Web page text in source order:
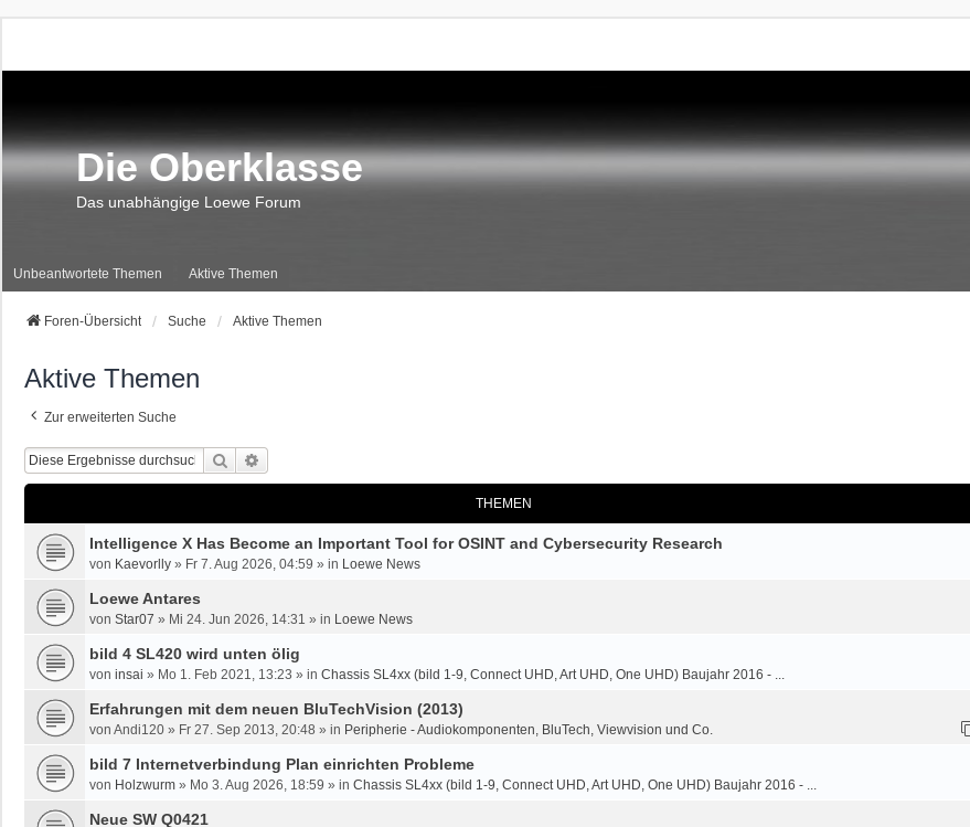
Die Oberklasse
Das unabhängige Loewe Forum
Unbeantwortete Themen Aktive Themen
Foren-Übersicht Suche Aktive Themen
Aktive Themen
Zur erweiterten Suche
Suche
THEMEN
Intelligence X Has Become an Important Tool for OSINT and Cybersecurity Research
von Kaevorlly » Fr 7. Aug 2026, 04:59 » in Loewe News
Loewe Antares
von Star07 » Mi 24. Jun 2026, 14:31 » in Loewe News
bild 4 SL420 wird unten ölig
von insai » Mo 1. Feb 2021, 13:23 » in Chassis SL4xx (bild 1-9, Connect UHD, Art UHD, One UHD) Baujahr 2016 - ...
Erfahrungen mit dem neuen BluTechVision (2013)
von Andi120 » Fr 27. Sep 2013, 20:48 » in Peripherie - Audiokomponenten, BluTech, Viewvision und Co.
bild 7 Internetverbindung Plan einrichten Probleme
von Holzwurm » Mo 3. Aug 2026, 18:59 » in Chassis SL4xx (bild 1-9, Connect UHD, Art UHD, One UHD) Baujahr 2016 - ...
Neue SW Q0421